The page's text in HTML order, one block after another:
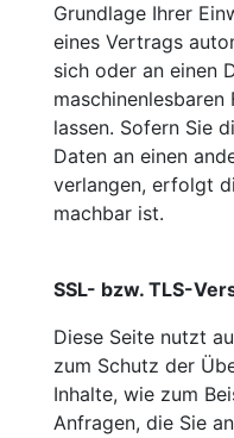
Grundlage Ihrer
eines Vertrags
sich oder an einen
maschinenlesbaren
lassen. Sofern Sie
Daten an einen
verlangen, erfolgt
machbar ist.
SSL- bzw. TLS-
Diese Seite nutzt
zum Schutz der
Inhalte, wie zum
Anfragen, die Sie